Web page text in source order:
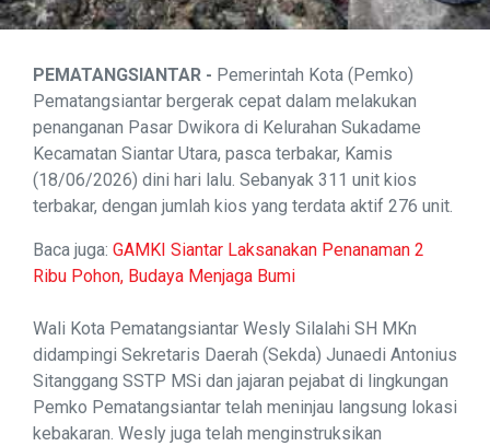
PEMATANGSIANTAR - Pemerintah Kota (Pemko)
Pematangsiantar bergerak cepat dalam melakukan
penanganan Pasar Dwikora di Kelurahan Sukadame
Kecamatan Siantar Utara, pasca terbakar, Kamis
(18/06/2026) dini hari lalu. Sebanyak 311 unit kios
terbakar, dengan jumlah kios yang terdata aktif 276 unit.
Baca juga: GAMKI Siantar Laksanakan Penanaman 2
Ribu Pohon, Budaya Menjaga Bumi
Wali Kota Pematangsiantar Wesly Silalahi SH MKn
didampingi Sekretaris Daerah (Sekda) Junaedi Antonius
Sitanggang SSTP MSi dan jajaran pejabat di lingkungan
Pemko Pematangsiantar telah meninjau langsung lokasi
kebakaran. Wesly juga telah menginstruksikan